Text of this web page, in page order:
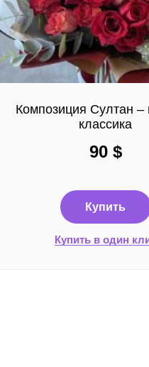
Композиция Султан –
классика
90 $
Купить
Купить в один